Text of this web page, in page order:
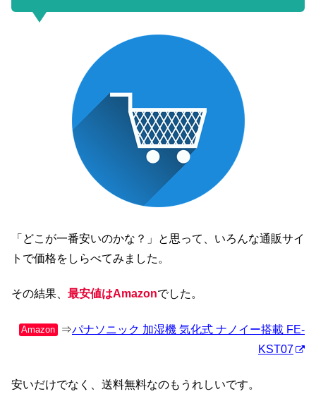
「どこが一番安いのかな？」と思って、いろんな通販サイ
トで価格をしらべてみました。
その結果、 最安値はAmazonでした。
Amazon ⇒パナソニック 加湿機 気化式 ナノイー搭載 FE-
KST07
安いだけでなく、送料無料なのもうれしいです。